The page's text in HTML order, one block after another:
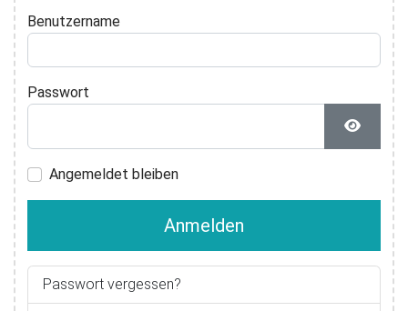
Benutzername
Passwort
Angemeldet bleiben
Anmelden
Passwort vergessen?